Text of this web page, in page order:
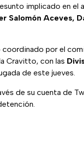
implicado en el
Salomón Aceves,
por el
Cravitto, con las
de este jueves.
de su cuenta de